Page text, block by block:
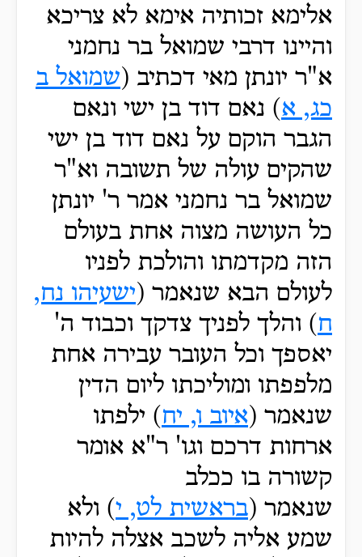
אלימא זכותיה אימא לא צריכא
והיינו דרבי שמואל בר נחמני
א"ר יונתן מאי דכתיב (שמואל ב
כג, א) נאם דוד בן ישי ונאם
הגבר הוקם על נאם דוד בן ישי
שהקים עולה של תשובה וא"ר
שמואל בר נחמני אמר ר' יונתן
כל העושה מצוה אחת בעולם
הזה מקדמתו והולכת לפניו
לעולם הבא שנאמר (ישעיהו נח,
ח) והלך לפניך צדקך וכבוד ה'
יאספך וכל העובר עבירה אחת
מלפפתו ומוליכתו ליום הדין
שנאמר (איוב ו, יח) ילפתו
ארחות דרכם וגו' ר"א אומר
קשורה בו ככלב
שנאמר (בראשית לט, י) ולא
שמע אליה לשכב אצלה להיות